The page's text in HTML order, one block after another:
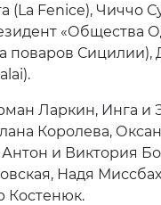
(La Fenice), Чиччо
«Общества
поваров Сицилии),
Ларкин, Инга и
Королева,
и Виктория
Надя Миссбах
Костенюк.